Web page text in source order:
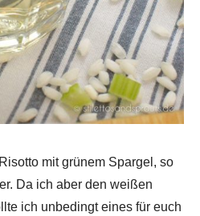
mit grünem Spargel, so
Da ich aber den weißen
ich unbedingt eines für euch